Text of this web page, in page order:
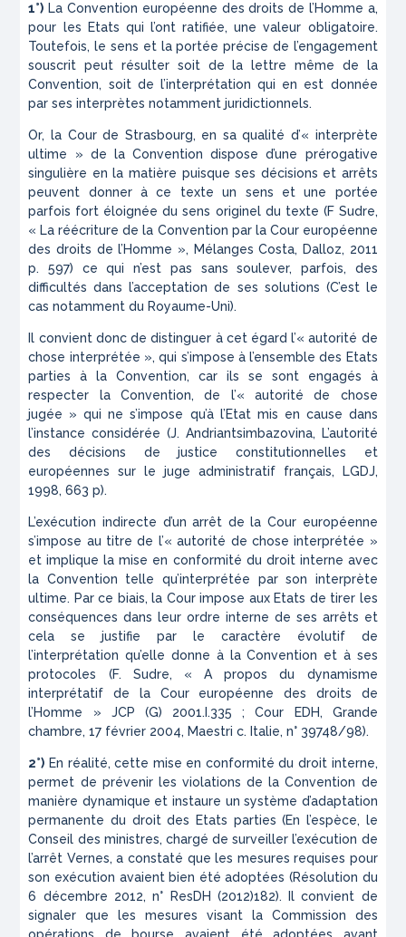
1°) La Convention européenne des droits de l’Homme a,
pour les Etats qui l’ont ratifiée, une valeur obligatoire.
Toutefois, le sens et la portée précise de l’engagement
souscrit peut résulter soit de la lettre même de la
Convention, soit de l’interprétation qui en est donnée
par ses interprètes notamment juridictionnels.
Or, la Cour de Strasbourg, en sa qualité d’« interprète
ultime » de la Convention dispose d’une prérogative
singulière en la matière puisque ses décisions et arrêts
peuvent donner à ce texte un sens et une portée
parfois fort éloignée du sens originel du texte (F Sudre,
« La réécriture de la Convention par la Cour européenne
des droits de l’Homme », Mélanges Costa, Dalloz, 2011
p. 597) ce qui n’est pas sans soulever, parfois, des
difficultés dans l’acceptation de ses solutions (C’est le
cas notamment du Royaume-Uni).
Il convient donc de distinguer à cet égard l’« autorité de
chose interprétée », qui s’impose à l’ensemble des Etats
parties à la Convention, car ils se sont engagés à
respecter la Convention, de l’« autorité de chose
jugée » qui ne s’impose qu’à l’Etat mis en cause dans
l’instance considérée (J. Andriantsimbazovina,
L’autorité
des décisions de justice constitutionnelles et
européennes sur le juge administratif français, LGDJ,
1998, 663 p).
L’exécution indirecte d’un arrêt de la Cour européenne
s’impose au titre de l’« autorité de chose interprétée »
et implique la mise en conformité du droit interne avec
la Convention telle qu’interprétée par son interprète
ultime. Par ce biais, la Cour impose aux Etats de tirer les
conséquences dans leur ordre interne de ses arrêts et
cela se justifie par le caractère évolutif de
l’interprétation qu’elle donne à la Convention et à ses
protocoles (F. Sudre, « A propos du dynamisme
interprétatif de la Cour européenne des droits de
l’Homme » JCP (G) 2001.I.335 ; Cour EDH, Grande
chambre, 17 février 2004, Maestri c. Italie, n° 39748/98).
2°) En réalité, cette mise en conformité du droit interne,
permet de prévenir les violations de la Convention de
manière dynamique et instaure un système d’adaptation
permanente du droit des Etats parties (En l’espèce, le
Conseil des ministres, chargé de surveiller l’exécution de
l’arrêt Vernes, a constaté que les mesures requises pour
son exécution avaient bien été adoptées (Résolution du
6 décembre 2012, n° ResDH (2012)182). Il convient de
signaler que les mesures visant la Commission des